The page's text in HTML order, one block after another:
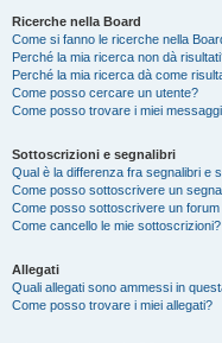
Ricerche nella Board
Come si fanno le ricerche nella
Perché la mia ricerca non dà
Perché la mia ricerca dà come
Come posso cercare un utente?
Come posso trovare i miei
Sottoscrizioni e segnalibri
Qual è la differenza fra segnalibri e
Come posso sottoscrivere un
Come posso sottoscrivere un
Come cancello le mie sottoscrizioni?
Allegati
Quali allegati sono ammessi in
Come posso trovare i miei allegati?